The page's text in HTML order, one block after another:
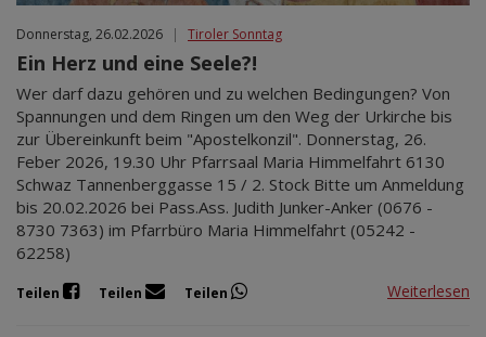
Donnerstag, 26.02.2026 | Tiroler Sonntag
Ein Herz und eine Seele?!
Wer darf dazu gehören und zu welchen Bedingungen? Von
Spannungen und dem Ringen um den Weg der Urkirche bis
zur Übereinkunft beim "Apostelkonzil". Donnerstag, 26.
Feber 2026, 19.30 Uhr Pfarrsaal Maria Himmelfahrt 6130
Schwaz Tannenberggasse 15 / 2. Stock Bitte um Anmeldung
bis 20.02.2026 bei Pass.Ass. Judith Junker-Anker (0676 -
8730 7363) im Pfarrbüro Maria Himmelfahrt (05242 -
62258)
Teilen Teilen Teilen Weiterlesen